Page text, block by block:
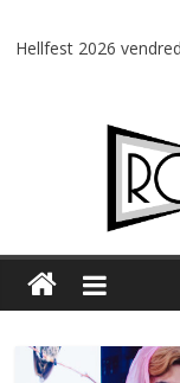
Hellfest 2026
Hellfest 2026 jeudi :
Première édition du
Charlie Puth à
Jon Spencer & the